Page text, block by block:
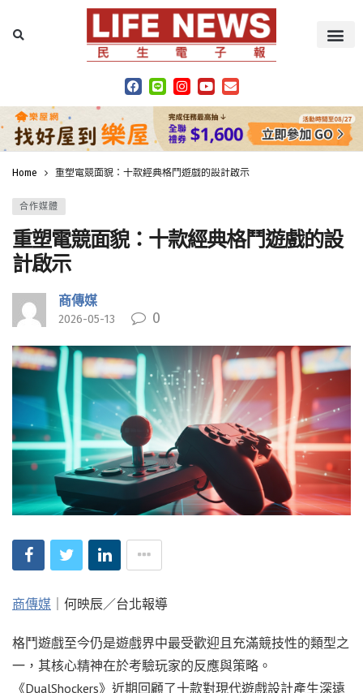
Home 重塑電競面貌：十款經典格鬥遊戲的設計啟示
合作媒體
重塑電競面貌：十款經典格鬥遊戲的設
計啟示
商傳媒
2026-05-13 0
商傳媒 ｜何映辰／台北報導
格鬥遊戲至今仍是遊戲界中最受歡迎且充滿競技性的類型之
一，其核心精神在於考驗玩家的反應與策略。
《DualShockers》近期回顧了十款對現代遊戲設計產生深遠